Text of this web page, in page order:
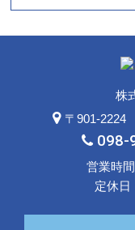
株
〒901-2224
098-
営業時
定休日